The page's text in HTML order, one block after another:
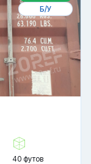
Б/У
40 футов